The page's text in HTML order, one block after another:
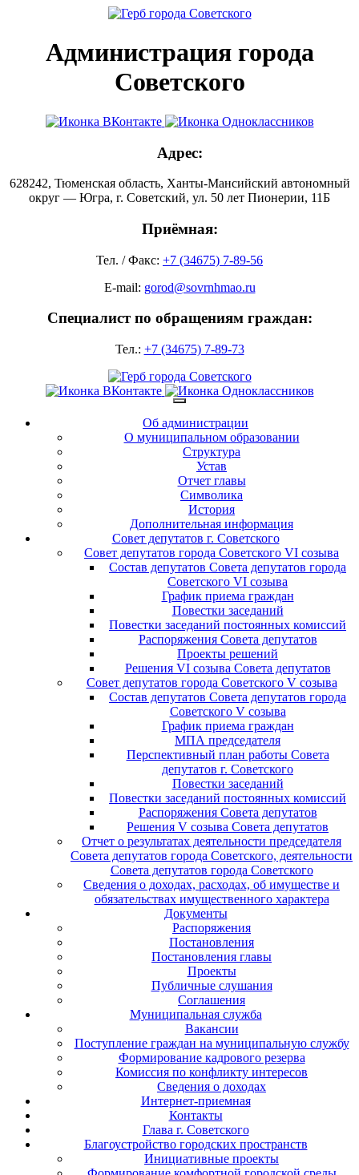
Администрация города
Советского
Адрес:
628242, Тюменская область, Ханты-Мансийский автономный
округ — Югра, г. Советский, ул. 50 лет Пионерии, 11Б
Приёмная:
Тел. / Факс: +7 (34675) 7-89-56
E-mail: gorod@sovrnhmao.ru
Специалист по обращениям граждан:
Тел.: +7 (34675) 7-89-73
Об администрации
О муниципальном образовании
Структура
Устав
Отчет главы
Символика
История
Дополнительная информация
Совет депутатов г. Советского
Совет депутатов города Советского VI созыва
Состав депутатов Совета депутатов города
Советского VI созыва
График приема граждан
Повестки заседаний
Повестки заседаний постоянных комиссий
Распоряжения Совета депутатов
Проекты решений
Решения VI созыва Совета депутатов
Совет депутатов города Советского V созыва
Состав депутатов Совета депутатов города
Советского V созыва
График приема граждан
МПА председателя
Перспективный план работы Совета
депутатов г. Советского
Повестки заседаний
Повестки заседаний постоянных комиссий
Распоряжения Совета депутатов
Решения V созыва Совета депутатов
Отчет о результатах деятельности председателя
Совета депутатов города Советского, деятельности
Совета депутатов города Советского
Сведения о доходах, расходах, об имуществе и
обязательствах имущественного характера
Документы
Распоряжения
Постановления
Постановления главы
Проекты
Публичные слушания
Соглашения
Муниципальная служба
Вакансии
Поступление граждан на муниципальную службу
Формирование кадрового резерва
Комиссия по конфликту интересов
Сведения о доходах
Интернет-приемная
Контакты
Глава г. Советского
Благоустройство городских пространств
Инициативные проекты